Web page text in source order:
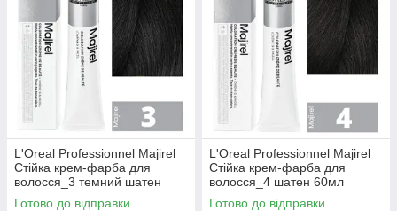
L'Oreal Professionnel Majirel
Стійка крем-фарба для
волосся_3 темний шатен
60мл
Готово до відправки
L'Oreal Professionnel Majirel
Стійка крем-фарба для
волосся_4 шатен 60мл
Готово до відправки